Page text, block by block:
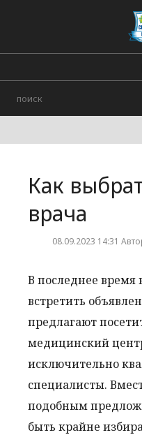
Как
врача
08.09.2023 14:31
В последнее
встретить
предлагают
медицинский
исключительно
специалисты.
подобным
быть крайне